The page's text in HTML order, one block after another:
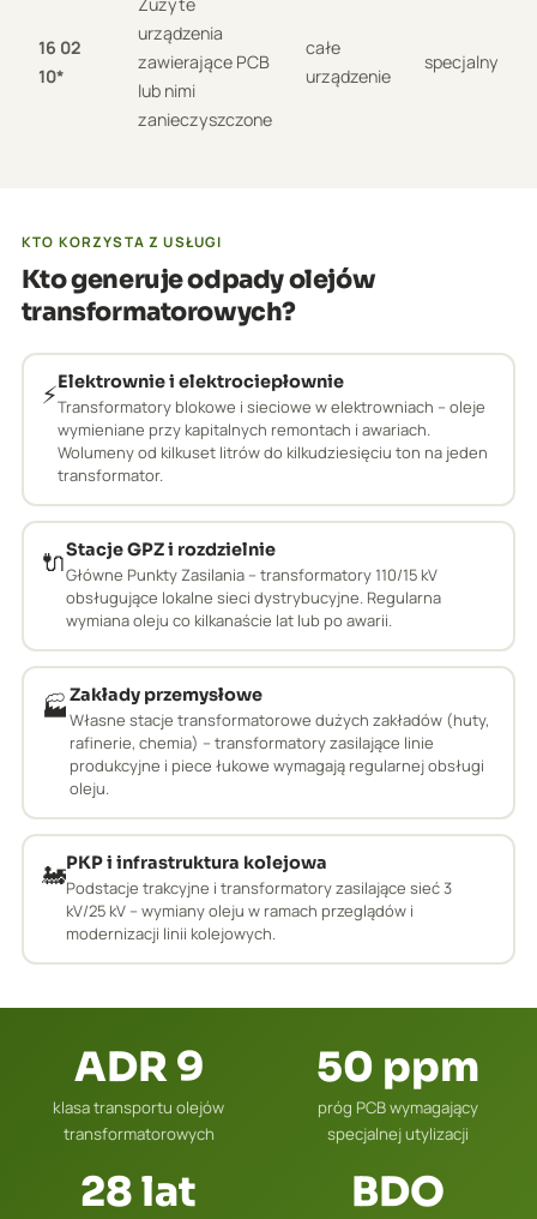
16 02
10*
urządzenia
zawierające PCB
lub nimi
zanieczyszczone
całe
urządzenie
specjalny
KTO KORZYSTA Z USŁUGI
Kto generuje odpady olejów
transformatorowych?
⚡Elektrownie i elektrociepłownie
Transformatory blokowe i sieciowe w elektrowniach – oleje
wymieniane przy kapitalnych remontach i awariach.
Wolumeny od kilkuset litrów do kilkudziesięciu ton na jeden
transformator.
🔌Stacje GPZ i rozdzielnie
Główne Punkty Zasilania – transformatory 110/15 kV
obsługujące lokalne sieci dystrybucyjne. Regularna
wymiana oleju co kilkanaście lat lub po awarii.
🏭Zakłady przemysłowe
Własne stacje transformatorowe dużych zakładów (huty,
rafinerie, chemia) – transformatory zasilające linie
produkcyjne i piece łukowe wymagają regularnej obsługi
oleju.
🚂PKP i infrastruktura kolejowa
Podstacje trakcyjne i transformatory zasilające sieć 3
kV/25 kV – wymiany oleju w ramach przeglądów i
modernizacji linii kolejowych.
ADR 9
klasa transportu olejów
transformatorowych
50 ppm
próg PCB wymagający
specjalnej utylizacji
28 lat BDO